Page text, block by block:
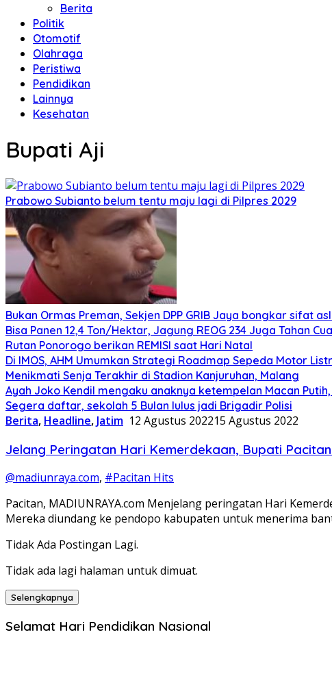
Berita
Politik
Otomotif
Olahraga
Peristiwa
Pendidikan
Lainnya
Kesehatan
Bupati Aji
Prabowo Subianto belum tentu maju lagi di Pilpres 2029
Bukan Ormas Preman, Sekjen DPP GRIB Jaya bongkar sifat
Bisa Panen 12,4 Ton/Hektar, Jagung REOG 234 Juga Tahan
Rutan Ponorogo berikan REMISI saat Hari Natal
Di IMOS, AHM Umumkan Strategi Roadmap Sepeda Motor
Menikmati Senja Terakhir di Stadion Kanjuruhan, Malang
Ayah Joko Kendil mengaku anaknya ketempelan Macan
Segera daftar, sekolah 5 Bulan lulus jadi Brigadir Polisi
Berita, Headline, Jatim 12 Agustus 202215 Agustus 2022
Jelang Peringatan Hari Kemerdekaan, Bupati
@madiunraya.com, #Pacitan Hits
Pacitan, MADIUNRAYA.com Menjelang peringatan Hari
Mereka diundang ke pendopo kabupaten untuk menerima
Tidak Ada Postingan Lagi.
Tidak ada lagi halaman untuk dimuat.
Selengkapnya
Selamat Hari Pendidikan Nasional